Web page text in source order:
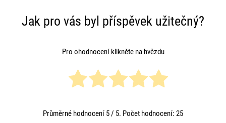
Jak pro vás byl příspěvek užitečný?
Pro ohodnocení klikněte na hvězdu
Průměrné hodnocení 5/ 5. Počet hodnocení: 25